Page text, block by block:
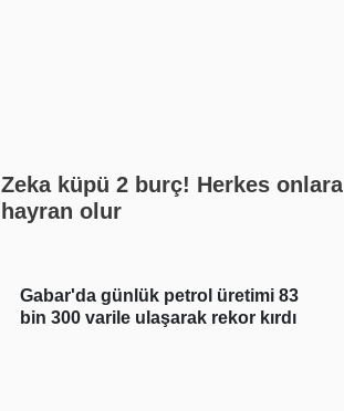
Zeka küpü 2 burç! Herkes onlara
hayran olur
Gabar'da günlük petrol üretimi 83
bin 300 varile ulaşarak rekor kırdı